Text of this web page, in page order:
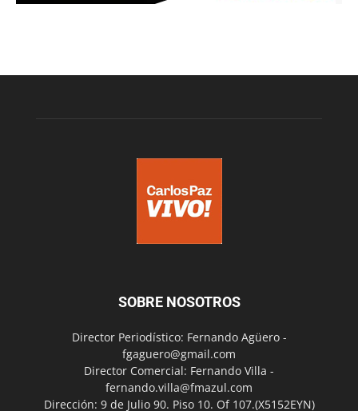
SOBRE NOSOTROS
Director Periodístico: Fernando Agüero -
fgaguero@gmail.com
Director Comercial: Fernando Villa -
fernando.villa@fmazul.com
Dirección: 9 de Julio 90. Piso 10. Of 107.(X5152EYN)